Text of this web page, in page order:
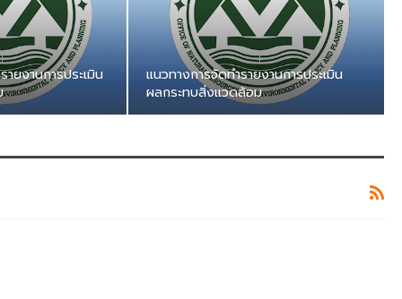
ยงานการประเมิน
แนวทางการจัดทำรายงานการประเมิน
ผลกระทบสิ่งแวดล้อม